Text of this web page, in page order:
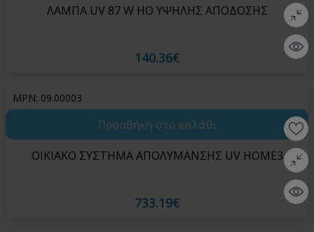
Quick
ΛΑΜΠΑ UV 87 W HO ΥΨΗΛΗΣ ΑΠΟΔΟΣΗΣ
140.36€
MPN: 09.00003
Quick
Προσθήκη στο καλάθι
ΟΙΚΙΑΚΟ ΣΥΣΤΗΜΑ ΑΠΟΛΥΜΑΝΣΗΣ UV HOME3
733.19€